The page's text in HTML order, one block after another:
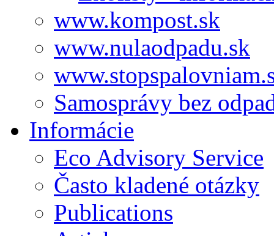
www.kompost.sk
www.nulaodpadu.sk
Samosprávy bez
Informácie
Eco Advisory Service
Často kladené otázky
Publications